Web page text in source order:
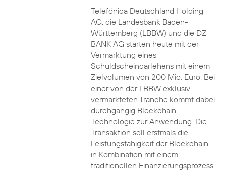
Telefónica Deutschland Holding
AG, die Landesbank Baden-
Württemberg (LBBW) und die DZ
BANK AG starten heute mit der
Vermarktung eines
Schuldscheindarlehens mit einem
Zielvolumen von 200 Mio. Euro. Bei
einer von der LBBW exklusiv
vermarkteten Tranche kommt dabei
durchgängig Blockchain-
Technologie zur Anwendung. Die
Transaktion soll erstmals die
Leistungsfähigkeit der Blockchain
in Kombination mit einem
traditionellen Finanzierungsprozess